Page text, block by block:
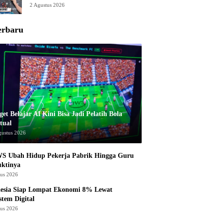
2 Agustus 2026
Belajar AI Kini Bisa Jadi Pelatih Bola
2026
Ubah Hidup Pekerja Pabrik Hingga Guru
2026
Siap Lompat Ekonomi 8% Lewat
Digital
2026